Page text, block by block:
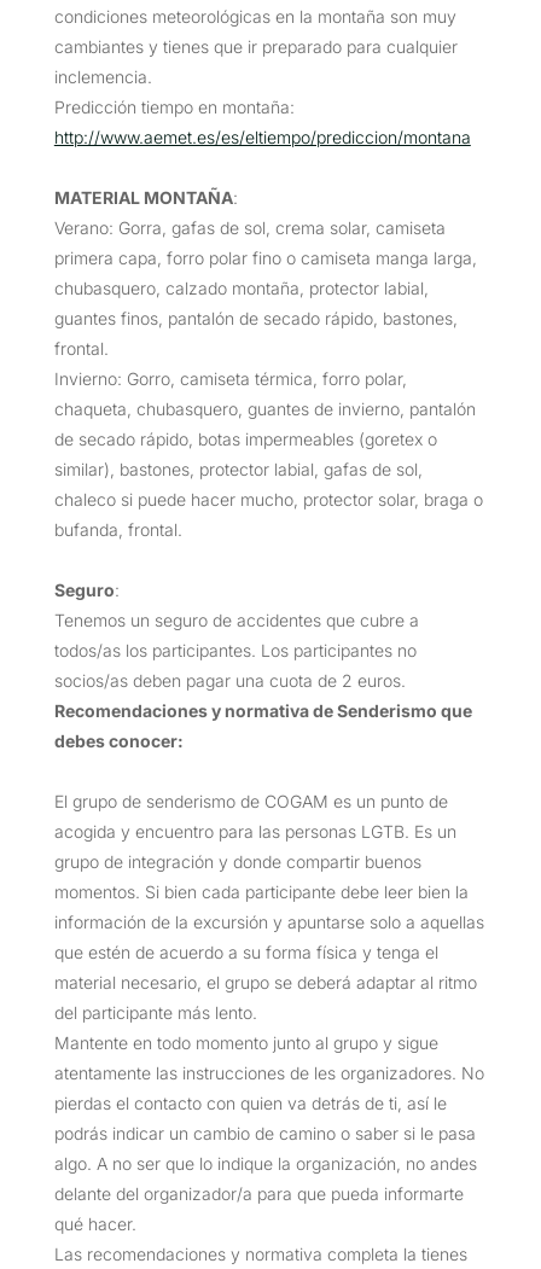
condiciones meteorológicas en la montaña son muy
cambiantes y tienes que ir preparado para cualquier
inclemencia.
Predicción tiempo en montaña:
http://www.aemet.es/es/eltiempo/prediccion/montana
MATERIAL MONTAÑA:
Verano: Gorra, gafas de sol, crema solar, camiseta
primera capa, forro polar fino o camiseta manga larga,
chubasquero, calzado montaña, protector labial,
guantes finos, pantalón de secado rápido, bastones,
frontal.
Invierno: Gorro, camiseta térmica, forro polar,
chaqueta, chubasquero, guantes de invierno, pantalón
de secado rápido, botas impermeables (goretex o
similar), bastones, protector labial, gafas de sol,
chaleco si puede hacer mucho, protector solar, braga o
bufanda, frontal.
Seguro:
Tenemos un seguro de accidentes que cubre a
todos/as los participantes. Los participantes no
socios/as deben pagar una cuota de 2 euros.
Recomendaciones y normativa de Senderismo que
debes conocer:
El grupo de senderismo de COGAM es un punto de
acogida y encuentro para las personas LGTB. Es un
grupo de integración y donde compartir buenos
momentos. Si bien cada participante debe leer bien la
información de la excursión y apuntarse solo a aquellas
que estén de acuerdo a su forma física y tenga el
material necesario, el grupo se deberá adaptar al ritmo
del participante más lento.
Mantente en todo momento junto al grupo y sigue
atentamente las instrucciones de les organizadores. No
pierdas el contacto con quien va detrás de ti, así le
podrás indicar un cambio de camino o saber si le pasa
algo. A no ser que lo indique la organización, no andes
delante del organizador/a para que pueda informarte
qué hacer.
Las recomendaciones y normativa completa la tienes